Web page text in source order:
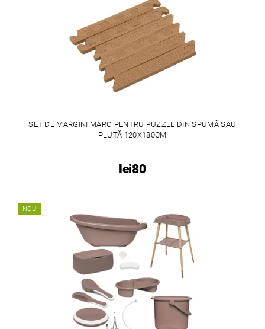
SET DE MARGINI MARO PENTRU PUZZLE DIN SPUMĂ SAU
PLUTĂ 120X180CM
lei80
NOU